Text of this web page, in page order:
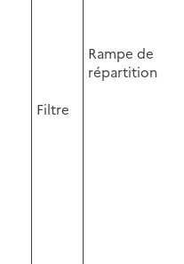
Filtre
Rampe de
répartition